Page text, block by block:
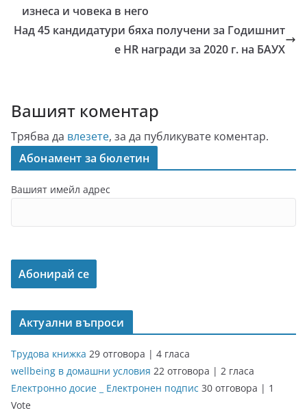
изнеса и човека в него
Над 45 кандидатури бяха получени за Годишнит
е HR награди за 2020 г. на БАУХ
Вашият коментар
Трябва да влезете, за да публикувате коментар.
Абонамент за бюлетин
Вашият имейл адрес
Актуални въпроси
Трудова книжка 29 отговора | 4 гласа
wellbeing в домашни условия 22 отговора | 2 гласа
Електронно досие _ Електронен подпис 30 отговора | 1
Vote